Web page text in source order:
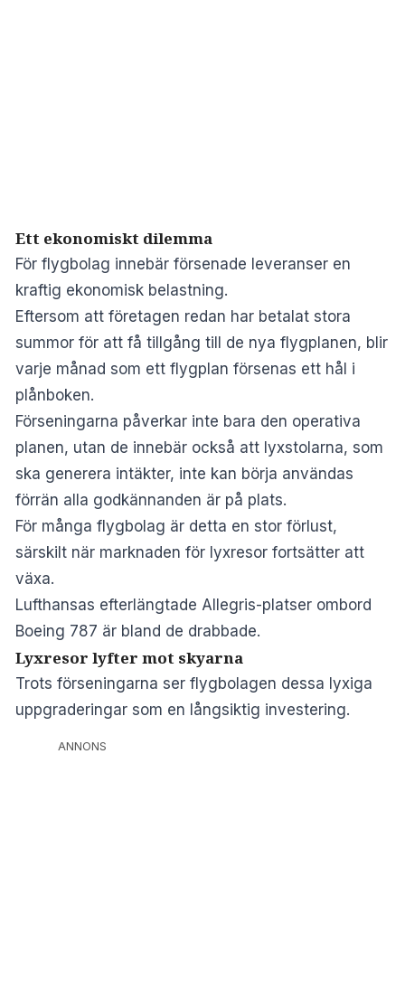
Ett ekonomiskt dilemma
För flygbolag innebär försenade leveranser en
kraftig ekonomisk belastning.
Eftersom att företagen redan har betalat stora
summor för att få tillgång till de nya flygplanen, blir
varje månad som ett flygplan försenas ett hål i
plånboken.
Förseningarna påverkar inte bara den operativa
planen, utan de innebär också att lyxstolarna, som
ska generera intäkter, inte kan börja användas
förrän alla godkännanden är på plats.
För många flygbolag är detta en stor förlust,
särskilt när marknaden för lyxresor fortsätter att
växa.
Lufthansas efterlängtade Allegris-platser ombord
Boeing 787 är bland de drabbade.
Lyxresor lyfter mot skyarna
Trots förseningarna ser flygbolagen dessa lyxiga
uppgraderingar som en långsiktig investering.
ANNONS